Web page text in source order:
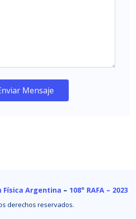
Mensaje
Física Argentina – 108° RAFA – 2023
derechos reservados.